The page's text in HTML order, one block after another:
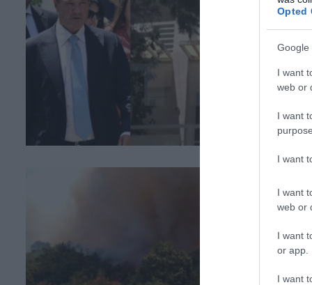
Opted
Google
I want
web or
I want
I want
I want
web or
I want
or app.
I want